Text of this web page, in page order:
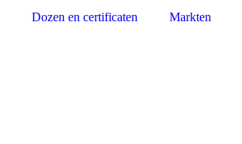
Dozen en certificaten Markten